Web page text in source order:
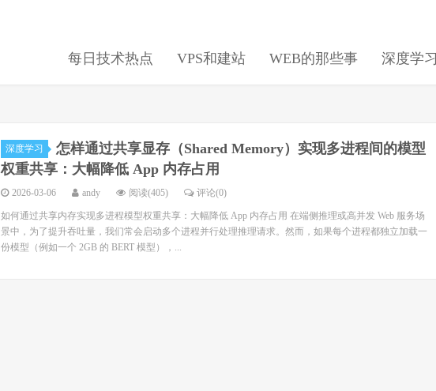
每日技术热点 VPS和建站 WEB的那些事 深度学习
深度学习
怎样通过共享显存（Shared Memory）实现多进程间的模型
权重共享：大幅降低 App 内存占用
2026-03-06 andy 阅读(405) 评论(0)
如何通过共享内存实现多进程模型权重共享：大幅降低 App 内存占用 在端侧推理或高并发 Web 服务场
景中，为了提升吞吐量，我们常会启动多个进程并行处理推理请求。然而，如果每个进程都独立加载一
份模型（例如一个 2GB 的 BERT 模型），...